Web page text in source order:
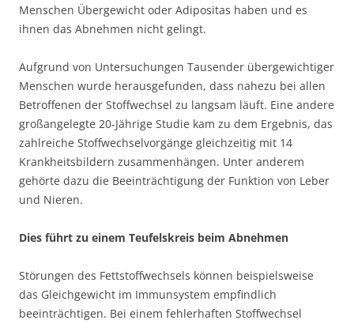
Menschen Übergewicht oder Adipositas haben und es
ihnen das Abnehmen nicht gelingt.
Aufgrund von Untersuchungen Tausender übergewichtiger
Menschen wurde herausgefunden, dass nahezu bei allen
Betroffenen der Stoffwechsel zu langsam läuft. Eine andere
großangelegte 20-Jährige Studie kam zu dem Ergebnis, das
zahlreiche Stoffwechselvorgänge gleichzeitig mit 14
Krankheitsbildern zusammenhängen. Unter anderem
gehörte dazu die Beeinträchtigung der Funktion von Leber
und Nieren.
Dies führt zu einem Teufelskreis beim Abnehmen
Störungen des Fettstoffwechsels können beispielsweise
das Gleichgewicht im Immunsystem empfindlich
beeinträchtigen. Bei einem fehlerhaften Stoffwechsel